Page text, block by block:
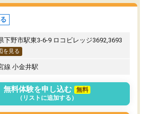
下野市駅東3-6-9 ロコビレッジ3692,3693
を見る
線 小金井駅
無料体験を申し込む
無料
（リストに追加する）